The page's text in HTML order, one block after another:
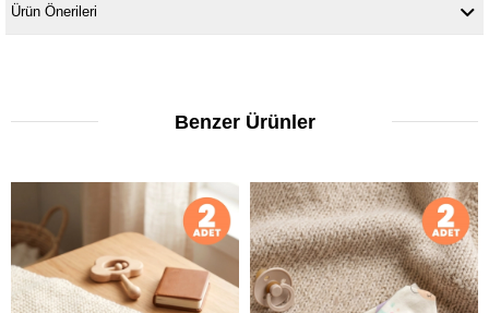
Ürün Önerileri
Benzer Ürünler